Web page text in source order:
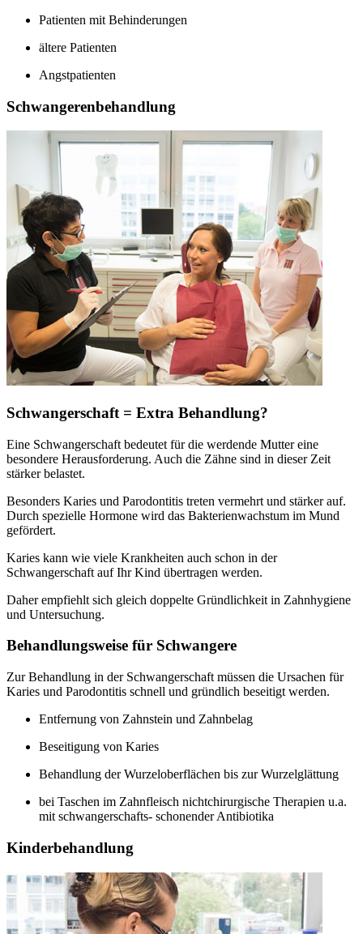
Patienten mit Behinderungen
ältere Patienten
Angstpatienten
Schwangerenbehandlung
Schwangerschaft = Extra Behandlung?
Eine Schwangerschaft bedeutet für die werdende Mutter eine
besondere Herausforderung. Auch die Zähne sind in dieser Zeit
stärker belastet.
Besonders Karies und Parodontitis treten vermehrt und stärker auf.
Durch spezielle Hormone wird das Bakterienwachstum im Mund
gefördert.
Karies kann wie viele Krankheiten auch schon in der
Schwangerschaft auf Ihr Kind übertragen werden.
Daher empfiehlt sich gleich doppelte Gründlichkeit in Zahnhygiene
und Untersuchung.
Behandlungsweise für Schwangere
Zur Behandlung in der Schwangerschaft müssen die Ursachen für
Karies und Parodontitis schnell und gründlich beseitigt werden.
Entfernung von Zahnstein und Zahnbelag
Beseitigung von Karies
Behandlung der Wurzeloberflächen bis zur Wurzelglättung
bei Taschen im Zahnfleisch nichtchirurgische Therapien u.a.
mit schwangerschafts- schonender Antibiotika
Kinderbehandlung